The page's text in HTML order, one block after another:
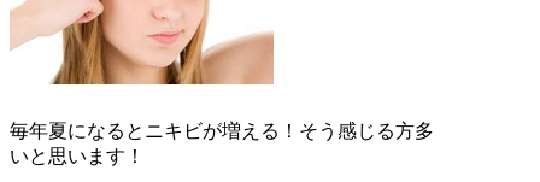
毎年夏になるとニキビが増える！そう感じる方多
いと思います！